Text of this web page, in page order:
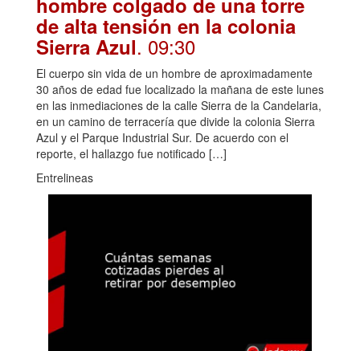
de alta tensión en la colonia
Sierra Azul. 09:30
El cuerpo sin vida de un hombre de aproximadamente
30 años de edad fue localizado la mañana de este lunes
en las inmediaciones de la calle Sierra de la Candelaria,
en un camino de terracería que divide la colonia Sierra
Azul y el Parque Industrial Sur. De acuerdo con el
reporte, el hallazgo fue notificado […]
Entrelineas